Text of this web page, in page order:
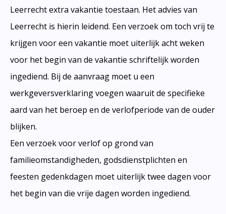
Leerrecht extra vakantie toestaan. Het advies van
Leerrecht is hierin leidend. Een verzoek om toch vrij te
krijgen voor een vakantie moet uiterlijk acht weken
voor het begin van de vakantie schriftelijk worden
ingediend. Bij de aanvraag moet u een
werkgeversverklaring voegen waaruit de specifieke
aard van het beroep en de verlofperiode van de ouder
blijken.
Een verzoek voor verlof op grond van
familieomstandigheden, godsdienstplichten en
feesten gedenkdagen moet uiterlijk twee dagen voor
het begin van die vrije dagen worden ingediend.